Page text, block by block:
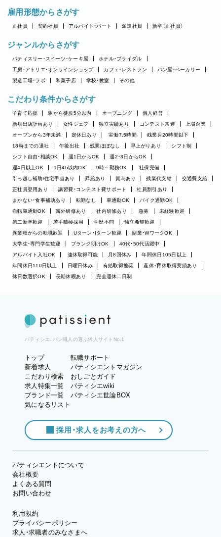
雇用形態からさがす
正社員 契約社員 アルバイト・パート 派遣社員 新卒（正社員）
ジャンルからさがす
パティスリー・スイーツ・ケーキ屋
ホテル・ブライダル
工房・アトリエ・オンラインショップ
カフェ・レストラン
パン屋・ベーカリー
製造工場・ラボ
和菓子店 学校・教室 その他
こだわり条件からさがす
子育て応援 駅から徒歩5分以内 オープニング
個人経営
新規出店計画あり
女性シェフ 独立実績あり コンテスト常連
上場企業
オープンから3年未満
定休日あり 実働7.5時間
残業月20時間以下
18時までの退社
午後出社 残業ほぼなし 早上がりあり
シフト制
シフト自由・相談OK
週1日からOK
週2・3日からOK
週4日以上OK
1日4h以内OK 9時～勤務OK
社保完備
引っ越し補助/住宅手当あり
昇給あり 賞与あり 残業代支給
交通費支給
正社員登用あり
講習費・コンテスト費サポート
社員割引あり
まかない・食事補助あり
転勤なし 車通勤OK
バイク通勤OK
自転車通勤OK
海外研修あり 社内研修あり 急募
未経験歓迎
第二新卒歓迎
若手積極採用 学歴不問
独立希望歓迎
異業種からの転職歓迎
Uターン・Iターン歓迎
副業・WワークOK
大学生・専門学生歓迎
ブランク明けOK
40代・50代活躍中
アルバイト入社OK
連休取得可能 月8回休み
年間休日105日以上
年間休日110日以上
日曜日休み 有給取得推奨
産休・育休取得実績あり
休日数選択OK
長期休暇あり 完全週休二日制
パティシエ、パン職人の選ぶ求人サイトNo.1
トップ
新着求人
こだわり検索
求人特集一覧
ブランド一覧
気になるリスト
転職サポート
パティシエントマガジン
おしごとガイド
パティシエwiki
パティシエ世論BOX
採用・求人をお考えの方へ
パティシエントについて
会社概要
よくある質問
お問い合わせ
利用規約
プライバシーポリシー
求人・求職者のみなさまへ